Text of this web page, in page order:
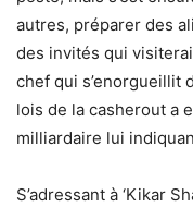
autres, préparer des
des invités qui
chef qui s’enorgueillit
lois de la casherout a
milliardaire lui
S’adressant à ‘Kikar